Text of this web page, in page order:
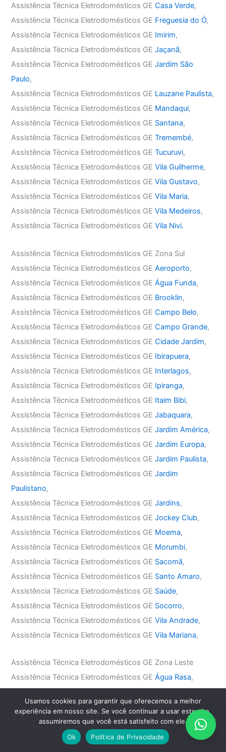
Assistência Técnica Eletrodomésticos GECasa Verde,
Assistência Técnica Eletrodomésticos GE Freguesia do Ó,
Assistência Técnica Eletrodomésticos GE Imirim,
Assistência Técnica Eletrodomésticos GEJaçanã,
Assistência Técnica Eletrodomésticos GEJardim São
Paulo,
Assistência Técnica Eletrodomésticos GE Lauzane Paulista,
Assistência Técnica Eletrodomésticos GE Mandaqui,
Assistência Técnica Eletrodomésticos GE Santana,
Assistência Técnica Eletrodomésticos GETremembé,
Assistência Técnica Eletrodomésticos GETucuruvi,
Assistência Técnica Eletrodomésticos GEVila Guilherme,
Assistência Técnica Eletrodomésticos GEVila Gustavo,
Assistência Técnica Eletrodomésticos GEVila Maria,
Assistência Técnica Eletrodomésticos GEVila Medeiros,
Assistência Técnica Eletrodomésticos GEVila Nivi.
Assistência Técnica Eletrodomésticos GE Zona Sul
Assistência Técnica Eletrodomésticos GEAeroporto,
Assistência Técnica Eletrodomésticos GEÁgua Funda,
Assistência Técnica Eletrodomésticos GE Brooklin,
Assistência Técnica Eletrodomésticos GECampo Belo,
Assistência Técnica Eletrodomésticos GECampo Grande,
Assistência Técnica Eletrodomésticos GECidade Jardim,
Assistência Técnica Eletrodomésticos GE Ibirapuera,
Assistência Técnica Eletrodomésticos GE Interlagos,
Assistência Técnica Eletrodomésticos GE Ipiranga,
Assistência Técnica Eletrodomésticos GE Itaim Bibi,
Assistência Técnica Eletrodomésticos GEJabaquara,
Assistência Técnica Eletrodomésticos GEJardim América,
Assistência Técnica Eletrodomésticos GEJardim Europa,
Assistência Técnica Eletrodomésticos GEJardim Paulista,
Assistência Técnica Eletrodomésticos GEJardim
Paulistano,
Assistência Técnica Eletrodomésticos GEJardins,
Assistência Técnica Eletrodomésticos GEJockey Club,
Assistência Técnica Eletrodomésticos GE Moema,
Assistência Técnica Eletrodomésticos GE Morumbi,
Assistência Técnica Eletrodomésticos GE Sacomã,
Assistência Técnica Eletrodomésticos GE Santo Amaro,
Assistência Técnica Eletrodomésticos GE Saúde,
Assistência Técnica Eletrodomésticos GE Socorro,
Assistência Técnica Eletrodomésticos GEVila Andrade,
Assistência Técnica Eletrodomésticos GEVila Mariana,
Assistência Técnica Eletrodomésticos GE Zona Leste
Assistência Técnica Eletrodomésticos GEÁgua Rasa,
Assistência Técnica Eletrodomésticos GE
Assistência Técnica Eletrodomésticos GEBelém,
Assistência Técnica Eletrodomésticos GEMooca
Usamos cookies para garantir que oferecemos a melhor
experiência em nosso site. Se você continuar a usar este site,
assumiremos que você está satisfeito com ele.
Ok
Política de Privacidade